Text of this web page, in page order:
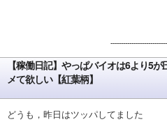
【稼働日記】やっぱバイオは6より5
メて欲しい【紅葉柄】
どうも，昨日はツッパしてました